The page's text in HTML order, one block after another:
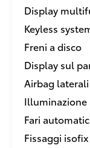
Display
Keyless
Freni a disco
Display sul
Airbag laterali
Fari
Fissaggi isofix